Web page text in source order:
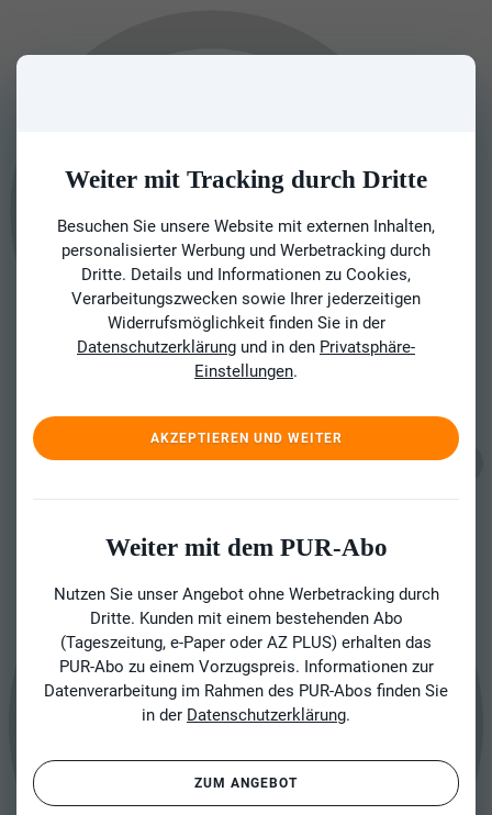
Weiter mit Tracking durch Dritte
Besuchen Sie unsere Website mit externen Inhalten,
personalisierter Werbung und Werbetracking durch
Dritte. Details und Informationen zu Cookies,
Verarbeitungszwecken sowie Ihrer jederzeitigen
Widerrufsmöglichkeit finden Sie in der
Datenschutzerklärung und in den Privatsphäre-
Einstellungen.
AKZEPTIEREN UND WEITER
Weiter mit dem PUR-Abo
Nutzen Sie unser Angebot ohne Werbetracking durch
Dritte. Kunden mit einem bestehenden Abo
(Tageszeitung, e-Paper oder AZ PLUS) erhalten das
PUR-Abo zu einem Vorzugspreis. Informationen zur
Datenverarbeitung im Rahmen des PUR-Abos finden Sie
in der Datenschutzerklärung.
ZUM ANGEBOT